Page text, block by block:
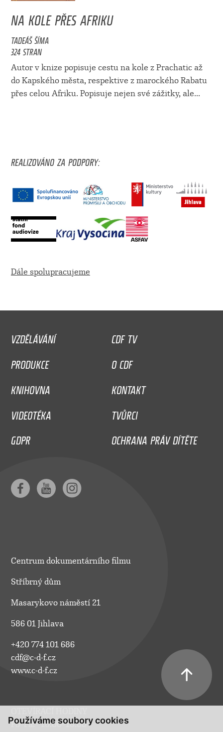
Používáme soubory cookies
NA KOLE PŘES AFRIKU
TADEÁŠ ŠÍMA
324 STRAN
Autor v knize popisuje cestu na kole z Prachatic až
do Kapského města, respektive z marockého Rabatu
přes celou Afriku. Popisuje nejen své zážitky, ale...
REALIZOVÁNO ZA PODPORY:
Dále spolupracujeme
VZDĚLÁVÁNÍ
CDF TV
PRODUKCE
O CDF
KNIHOVNA
KONTAKT
VIDEOTÉKA
TVŮRCI
GDPR
OCHRANA PRÁV DÍTĚTE
Centrum dokumentárního filmu
Stříbrný dům
Masarykovo náměstí 21
586 01 Jihlava
+420 774 101 686
cdf@c-d-f.cz
www.c-d-f.cz
Po–Pá:
10.00–18.00